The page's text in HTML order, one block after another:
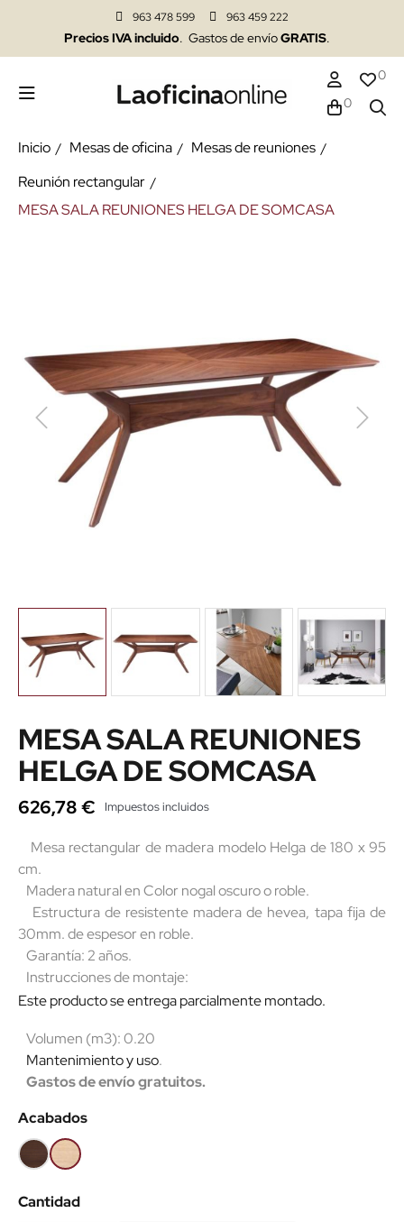
963 478 599 963 459 222
Precios IVA incluido. Gastos de envíoGRATIS.
0
0
Inicio Mesas de oficina
Mesas de reuniones
Reunión rectangular
MESA SALA REUNIONES HELGA DE SOMCASA
MESA SALA REUNIONES
HELGA DE SOMCASA
626,78 € Impuestos incluidos
Mesa rectangular de madera modelo Helga de 180 x 95
cm.
Madera natural en Color nogal oscuro o roble.
Estructura de resistente madera de hevea, tapa fija de
30mm. de espesor en roble.
Garantía: 2 años.
Instrucciones de montaje:
Este producto se entrega parcialmente montado.
Volumen (m3): 0.20
Mantenimiento y uso.
Gastos de envío gratuitos.
Acabados
Nogal
oscuro
Roble
Cantidad